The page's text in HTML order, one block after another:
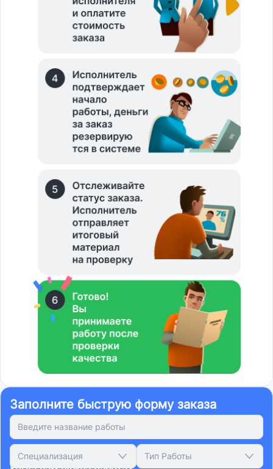
Заполните быструю форму заказа
Специализация Тип Работы